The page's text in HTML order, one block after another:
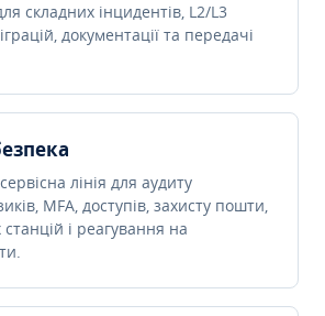
складних інцидентів, L2/L3
документації та передачі
лінія для аудиту
MFA, доступів, захисту пошти,
і реагування на